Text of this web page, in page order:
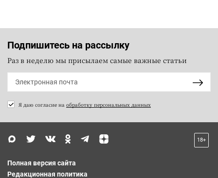
Подпишитесь на рассылку
Раз в неделю мы присылаем самые важные статьи
Я даю согласие на обработку персональных данных
18+
Полная версия сайта
Редакционная политика